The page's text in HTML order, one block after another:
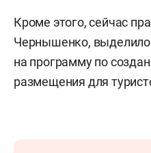
Кроме этого, сейчас
Чернышенко, выделило
на программу по
размещения для